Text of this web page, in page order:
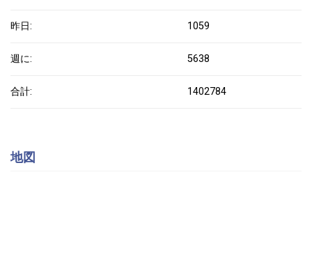
昨日: 1059
週に: 5638
合計: 1402784
地図